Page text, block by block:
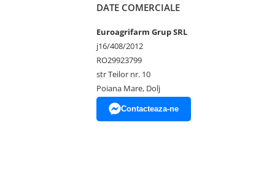
DATE COMERCIALE
Euroagrifarm Grup SRL
j16/408/2012
RO29923799
str Teilor nr. 10
Poiana Mare, Dolj
Contacteaza-ne